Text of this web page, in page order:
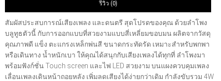
รีวิว (0)
สัมผัสประสบการณ์เสียงเพลง และดนตรี สุดโปรดของคุณ ด้วยลำโพง
บลูทูธตัวนี้ กับการออกแบบที่สวยงามแบบสี่เหลี่ยมขอบมน ผลิตจากวัสดุ
คุณภาพดี แข็ง ตะแกรงเหล็กพ่นสี ขนาดกระทัดรัด เหมาะสำหรับพกพา
หรือเดินทาง น้ำหนักเบา ให้คุณได้สนุกกับเสียงเพลงได้ทุกที่ ลำโพงมา
พร้อมฟังก์ชั่น Touch screen และไฟ LED สวยงาม บนแผงควบคุมเพลง
เลื่อนเพลงเดินหน้าถอยหลัง เพิ่มลดเสียงได้ง่ายกว่าเดิม กำลังขับรวม 4W